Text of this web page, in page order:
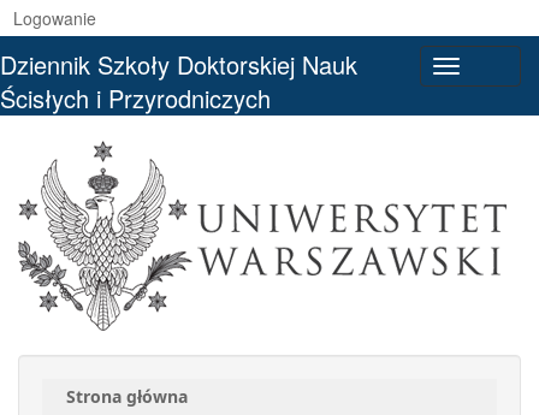
Logowanie
Dziennik Szkoły Doktorskiej Nauk
Ścisłych i Przyrodniczych
Strona główna